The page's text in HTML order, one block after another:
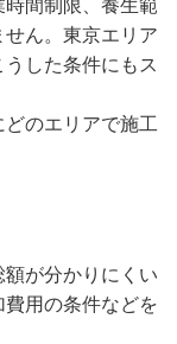
ん。東京エリア
した条件にもス
のエリアで施工
額が分かりにくい
用の条件などを